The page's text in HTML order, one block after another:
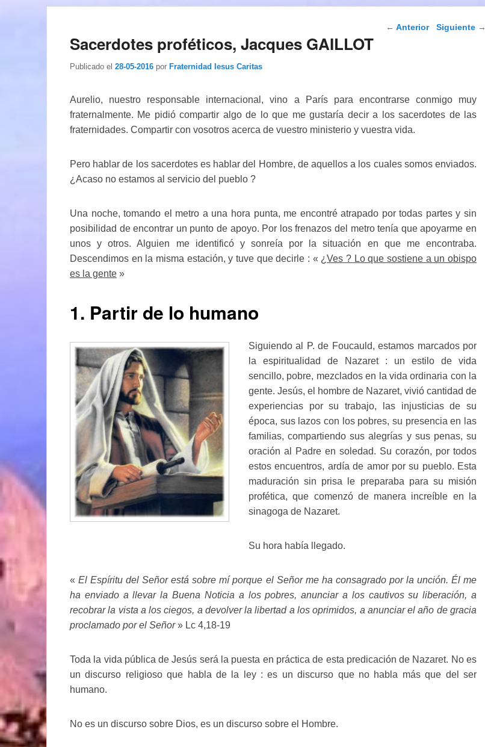
Navegación de
← Anterior Siguiente →
Sacerdotes proféticos, Jacques GAILLOT
Publicado el 28-05-2016 por Fraternidad Iesus Caritas
Aurelio, nuestro responsable internacional, vino a París para encontrarse conmigo muy
fraternalmente. Me pidió compartir algo de lo que me gustaría decir a los sacerdotes de las
fraternidades. Compartir con vosotros acerca de vuestro ministerio y vuestra vida.
Pero hablar de los sacerdotes es hablar del Hombre, de aquellos a los cuales somos enviados.
¿Acaso no estamos al servicio del pueblo ?
Una noche, tomando el metro a una hora punta, me encontré atrapado por todas partes y sin
posibilidad de encontrar un punto de apoyo. Por los frenazos del metro tenía que apoyarme en
unos y otros. Alguien me identificó y sonreía por la situación en que me encontraba.
Descendimos en la misma estación, y tuve que decirle : « ¿Ves ? Lo que sostiene a un obispo
es la gente »
1. Partir de lo humano
Siguiendo al P. de Foucauld, estamos marcados por
la espiritualidad de Nazaret : un estilo de vida
sencillo, pobre, mezclados en la vida ordinaria con la
gente. Jesús, el hombre de Nazaret, vivió cantidad de
experiencias por su trabajo, las injusticias de su
época, sus lazos con los pobres, su presencia en las
familias, compartiendo sus alegrías y sus penas, su
oración al Padre en soledad. Su corazón, por todos
estos encuentros, ardía de amor por su pueblo. Esta
maduración sin prisa le preparaba para su misión
profética, que comenzó de manera increíble en la
sinagoga de Nazaret.
Su hora había llegado.
«El Espíritu del Señor está sobre mí porque el Señor me ha consagrado por la unción. Él me
ha enviado a llevar la Buena Noticia a los pobres, anunciar a los cautivos su liberación, a
recobrar la vista a los ciegos, a devolver la libertad a los oprimidos, a anunciar el año de gracia
proclamado por el Señor» Lc 4,18-19
Toda la vida pública de Jesús será la puesta en práctica de esta predicación de Nazaret. No es
un discurso religioso que habla de la ley : es un discurso que no habla más que del ser
humano.
No es un discurso sobre Dios, es un discurso sobre el Hombre.